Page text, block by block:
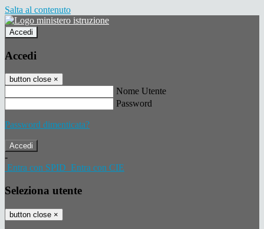
Salta al contenuto
Accedi
Accedi
button close ×
Nome Utente
Password
Password dimenticata?
-
Entra con SPID Entra con CIE
Seleziona utente
button close ×